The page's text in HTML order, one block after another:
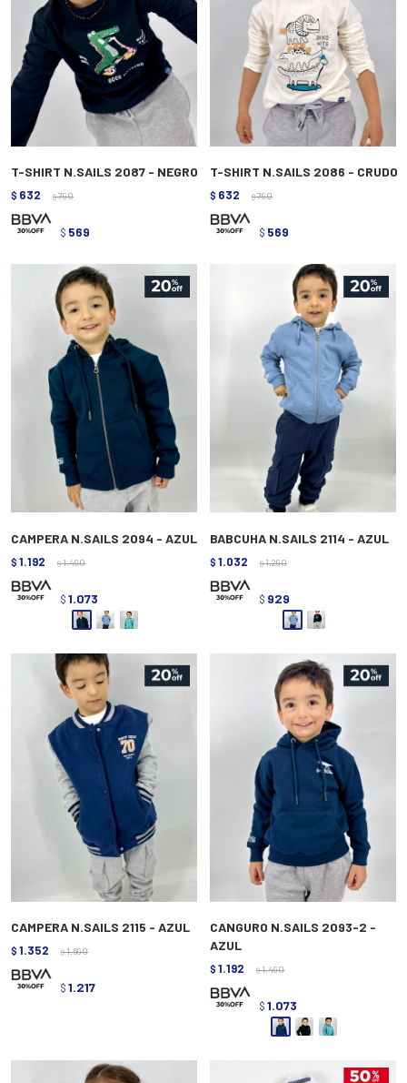
T-SHIRT N.SAILS 2087 - NEGRO
$ 632 $ 790
$ 569
T-SHIRT N.SAILS 2086 - CRUDO
$ 632 $ 790
$ 569
CAMPERA N.SAILS 2094 - AZUL
$ 1.192 $ 1.490
$ 1.073
BABCUHA N.SAILS 2114 - AZUL
$ 1.032 $ 1.290
$ 929
CAMPERA N.SAILS 2115 - AZUL
$ 1.352 $ 1.690
$ 1.217
CANGURO N.SAILS 2093-2 -
AZUL
$ 1.192 $ 1.490
$ 1.073